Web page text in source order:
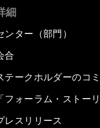
細
ンター（部門）
合
テークホルダーのコ
「フォーラム・ストーリ
レスリリース